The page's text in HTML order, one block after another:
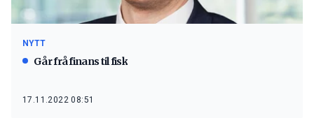
NYTT
Går frå finans til fisk
17.11.2022 08:51